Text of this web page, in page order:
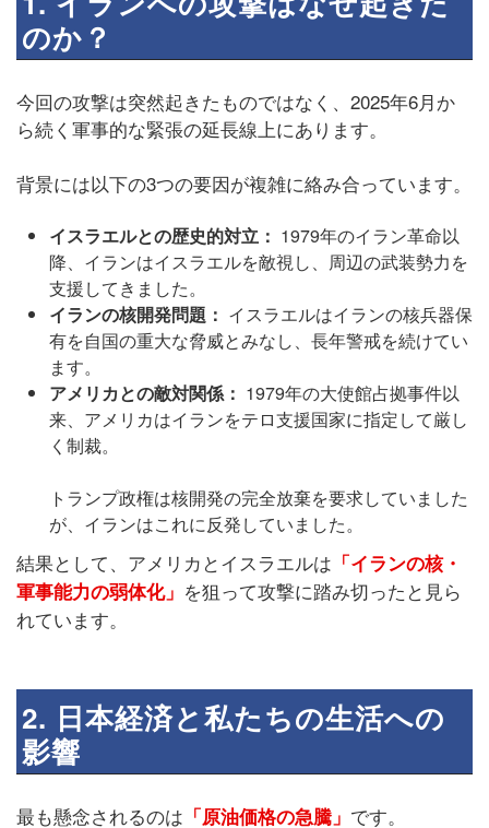
のか？
今回の攻撃は突然起きたものではなく、2025年6月か
ら続く軍事的な緊張の延長線上にあります。
背景には以下の3つの要因が複雑に絡み合っています。
イスラエルとの歴史的対立： 1979年のイラン革命以
降、イランはイスラエルを敵視し、周辺の武装勢力を
支援してきました。
イランの核開発問題： イスラエルはイランの核兵器保
有を自国の重大な脅威とみなし、長年警戒を続けてい
ます。
アメリカとの敵対関係： 1979年の大使館占拠事件以
来、アメリカはイランをテロ支援国家に指定して厳し
く制裁。
トランプ政権は核開発の完全放棄を要求していました
が、イランはこれに反発していました。
結果として、アメリカとイスラエルは 「イランの核・
軍事能力の弱体化」 を狙って攻撃に踏み切ったと見ら
れています。
2. 日本経済と私たちの生活への
影響
最も懸念されるのは 「原油価格の急騰」 です。